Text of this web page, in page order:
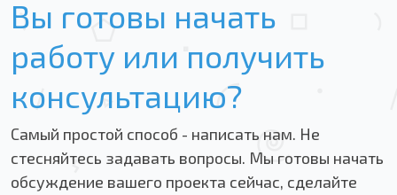
Вы готовы начать
работу или получить
консультацию?
Самый простой способ - написать нам. Не
стесняйтесь задавать вопросы. Мы готовы начать
обсуждение вашего проекта сейчас, сделайте